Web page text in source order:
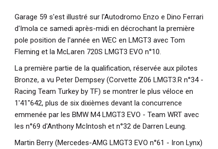
Garage 59 s'est illustré sur l'Autodromo Enzo e Dino Ferrari
d'Imola ce samedi après-midi en décrochant la première
pole position de l'année en WEC en LMGT3 avec Tom
Fleming et la McLaren 720S LMGT3 EVO n°10.
La première partie de la qualification, réservée aux pilotes
Bronze, a vu Peter Dempsey (Corvette Z06 LMGT3.R n°34 -
Racing Team Turkey by TF) se montrer le plus véloce en
1'41"642, plus de six dixièmes devant la concurrence
emmenée par les BMW M4 LMGT3 EVO - Team WRT avec
les n°69 d'Anthony McIntosh et n°32 de Darren Leung.
Martin Berry (Mercedes-AMG LMGT3 EVO n°61 - Iron Lynx)